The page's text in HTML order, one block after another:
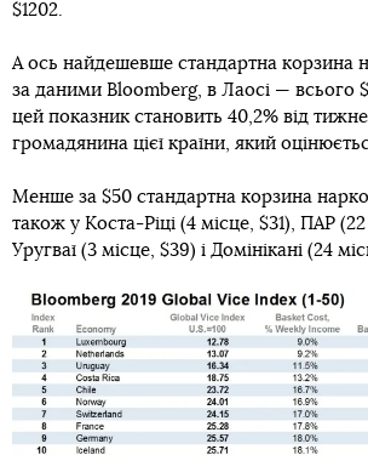
$1202.
А ось найдешевше стандартна корзина
за даними Bloomberg, в Лаосі — всього
цей показник становить 40,2% від
громадянина цієї країни, який
Менше за $50 стандартна корзина
також у Коста-Ріці (4 місце, $31), ПАР
Уругваї (3 місце, $39) і Домінікані (24